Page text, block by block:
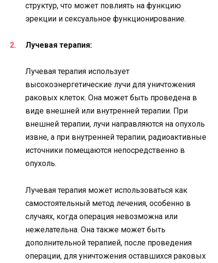
структур, что может повлиять на функцию
эрекции и сексуальное функционирование.
Лучевая терапия:
Лучевая терапия использует
высокоэнергетические лучи для уничтожения
раковых клеток. Она может быть проведена в
виде внешней или внутренней терапии. При
внешней терапии, лучи направляются на опухоль
извне, а при внутренней терапии, радиоактивные
источники помещаются непосредственно в
опухоль.
Лучевая терапия может использоваться как
самостоятельный метод лечения, особенно в
случаях, когда операция невозможна или
нежелательна. Она также может быть
дополнительной терапией, после проведения
операции, для уничтожения оставшихся раковых